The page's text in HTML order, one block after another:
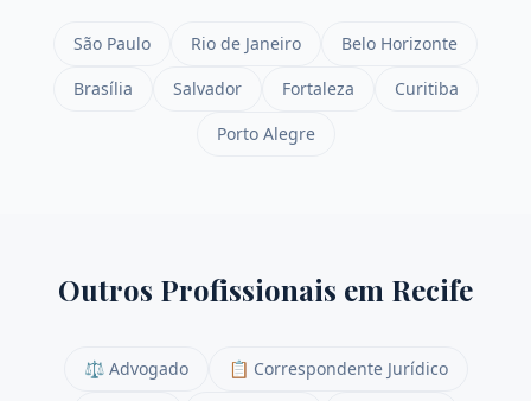
São Paulo Rio de Janeiro
Belo Horizonte
Brasília
Salvador Fortaleza
Curitiba
Porto Alegre
Outros Profissionais em Recife
⚖️ Advogado 📋 Correspondente Jurídico